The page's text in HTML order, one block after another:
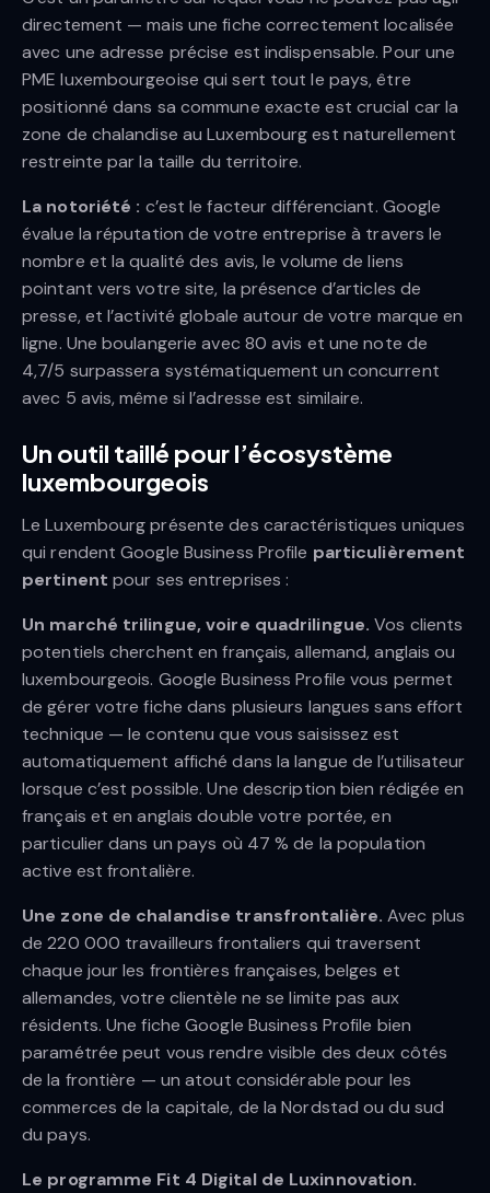
directement — mais une fiche correctement localisée
avec une adresse précise est indispensable. Pour une
PME luxembourgeoise qui sert tout le pays, être
positionné dans sa commune exacte est crucial car la
zone de chalandise au Luxembourg est naturellement
restreinte par la taille du territoire.
La notoriété : c’est le facteur différenciant. Google
évalue la réputation de votre entreprise à travers le
nombre et la qualité des avis, le volume de liens
pointant vers votre site, la présence d’articles de
presse, et l’activité globale autour de votre marque en
ligne. Une boulangerie avec 80 avis et une note de
4,7/5 surpassera systématiquement un concurrent
avec 5 avis, même si l’adresse est similaire.
Un outil taillé pour l’écosystème
luxembourgeois
Le Luxembourg présente des caractéristiques uniques
qui rendent Google Business Profile particulièrement
pertinent pour ses entreprises :
Un marché trilingue, voire quadrilingue. Vos clients
potentiels cherchent en français, allemand, anglais ou
luxembourgeois. Google Business Profile vous permet
de gérer votre fiche dans plusieurs langues sans effort
technique — le contenu que vous saisissez est
automatiquement affiché dans la langue de l’utilisateur
lorsque c’est possible. Une description bien rédigée en
français et en anglais double votre portée, en
particulier dans un pays où 47 % de la population
active est frontalière.
Une zone de chalandise transfrontalière. Avec plus
de 220 000 travailleurs frontaliers qui traversent
chaque jour les frontières françaises, belges et
allemandes, votre clientèle ne se limite pas aux
résidents. Une fiche Google Business Profile bien
paramétrée peut vous rendre visible des deux côtés
de la frontière — un atout considérable pour les
commerces de la capitale, de la Nordstad ou du sud
du pays.
Le programme Fit 4 Digital de Luxinnovation.